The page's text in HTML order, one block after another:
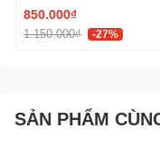
850.000₫
1.150.000₫ -27%
SẢN PHẨM